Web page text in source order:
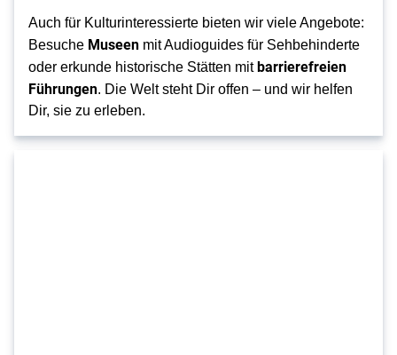
Auch für Kulturinteressierte bieten wir viele Angebote:
Besuche Museen mit Audioguides für Sehbehinderte
oder erkunde historische Stätten mitbarrierefreien
Führungen. Die Welt steht Dir offen – und wir helfen
Dir, sie zu erleben.